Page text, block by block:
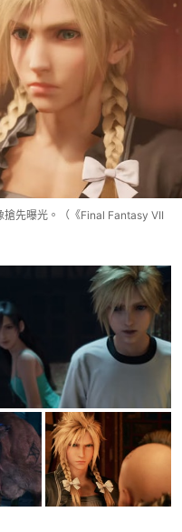
先曝光。（《Final Fantasy VII